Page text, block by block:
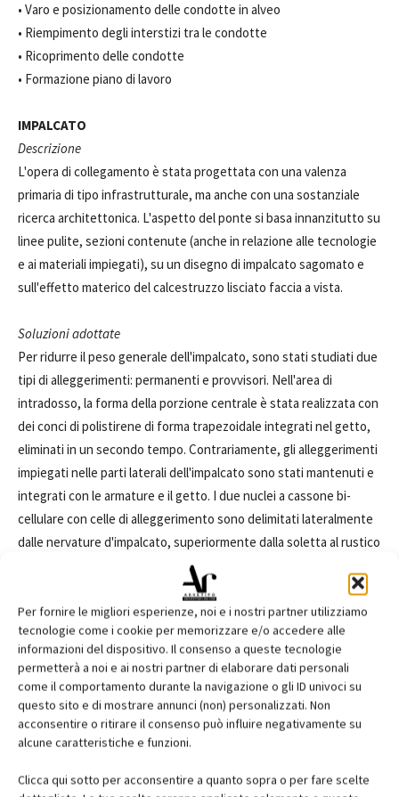
Per fornire le migliori esperienze, noi e i nostri partner utilizziamo
tecnologie come i cookie per memorizzare e/o accedere alle
informazioni del dispositivo. Il consenso a queste tecnologie
permetterà a noi e ai nostri partner di elaborare dati personali
come il comportamento durante la navigazione o gli ID univoci su
questo sito e di mostrare annunci (non) personalizzati. Non
acconsentire o ritirare il consenso può influire negativamente su
alcune caratteristiche e funzioni.
Clicca qui sotto per acconsentire a quanto sopra o per fare scelte
• Varo e posizionamento delle condotte in alveo
• Riempimento degli interstizi tra le condotte
• Ricoprimento delle condotte
• Formazione piano di lavoro
IMPALCATO
Descrizione
L'opera di collegamento è stata progettata con una valenza
primaria di tipo infrastrutturale, ma anche con una sostanziale
ricerca architettonica. L'aspetto del ponte si basa innanzitutto su
linee pulite, sezioni contenute (anche in relazione alle tecnologie
e ai materiali impiegati), su un disegno di impalcato sagomato e
sull'effetto materico del calcestruzzo lisciato faccia a vista.
Soluzioni adottate
Per ridurre il peso generale dell'impalcato, sono stati studiati due
tipi di alleggerimenti: permanenti e provvisori. Nell'area di
intradosso, la forma della porzione centrale è stata realizzata con
dei conci di polistirene di forma trapezoidale integrati nel getto,
eliminati in un secondo tempo. Contrariamente, gli alleggerimenti
impiegati nelle parti laterali dell'impalcato sono stati mantenuti e
integrati con le armature e il getto. I due nuclei a cassone bi-
cellulare con celle di alleggerimento sono delimitati lateralmente
dalle nervature d'impalcato, superiormente dalla soletta al rustico
(spessore 25 cm) e inferiormente dalla contro-soletta di finitura
La sezione corrente dell'impalcato presenta altezza strutturale
da 1,50 m realizzata gettata in opera con calcestruzzo armato
(Rck 50 N/mm2). L'impalcato ha una larghezza globale di 11,50 m
composta da una sede stradale di larghezza totale pari a 10,50 m
(unica carreggiata composta da due corsie affiancate di larghezza
3,75 m) e da due banchine a raso (larghe complessivamente 1,50 m
per parte). La sagoma dell'impalcato è movimentata da traversi
gettati che emergono lateralmente di 1,25 m per lato, ripetuti a